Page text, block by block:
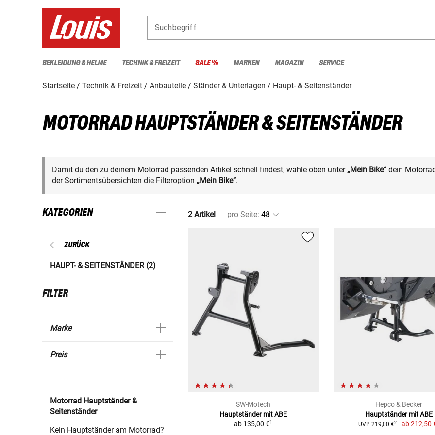
Suchbegriff
BEKLEIDUNG & HELME TECHNIK & FREIZEIT SALE % MARKEN MAGAZIN SERVICE
Startseite Technik & Freizeit Anbauteile Ständer & Unterlagen Haupt- & Seitenständer
MOTORRAD HAUPTSTÄNDER & SEITENSTÄNDER
Damit du den zu deinem Motorrad passenden Artikel schnell findest, wähle oben unter „Mein Bike“ dein
der Sortimentsübersichten die Filteroption „Mein Bike“.
KATEGORIEN
ZURÜCK
HAUPT- & SEITENSTÄNDER (2)
FILTER
Marke
Preis
Motorrad Hauptständer &
Seitenständer
Kein Hauptständer am Motorrad?
2 Artikel pro Seite:
SW-Motech
Hauptständer mit ABE
ab 135,00 €1
Hepco & Becker
Hauptständer mit ABE
UVP 219,00 €2 ab212,50